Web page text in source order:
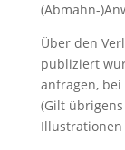
(Abmahn-
Über den
publiziert
anfragen, bei
(Gilt
Illustrationen